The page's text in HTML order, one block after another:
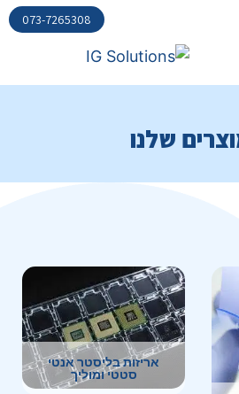
073-7265308
שלנו
אריזות בליסטר אנטי
סטטי ומוליך